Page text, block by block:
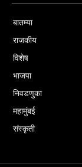
बातम्या
राजकीय
विशेष
भाजपा
निवडणुका
महामुंबई
संस्कृती